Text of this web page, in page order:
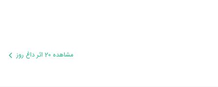
مشاهده 20 اثر داغ روز